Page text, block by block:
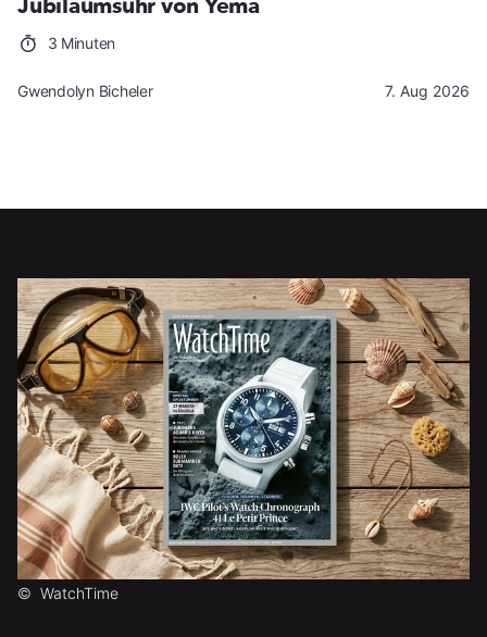
Jubiläumsuhr von Yema
3 Minuten
Gwendolyn Bicheler 7. Aug 2026
© WatchTime